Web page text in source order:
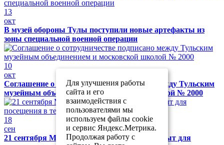
13
окт
В музей обороны Тулы поступили новые артефакты из
зоны специальной военной операции
10
окт
Соглашение о сотрудничестве подписано между Тульским
музейным объединением и московской школой № 2000
18
сен
21 сентября Музей обороны Тулы будет закрыт для
Для улучшения работы
сайта и его
взаимодействия с
пользователями мы
используем файлы cookie
и сервис Яндекс.Метрика.
Продолжая работу с